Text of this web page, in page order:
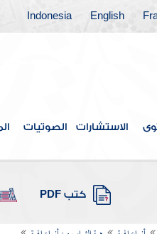
English
Indonesia
الاستشارات الصوتيات
كتب PDF